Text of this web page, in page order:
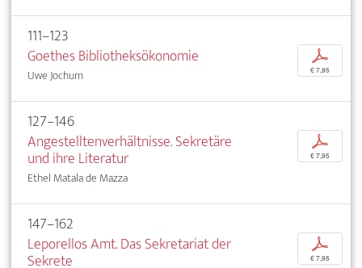
111–123
Goethes Bibliotheksökonomie
Uwe Jochum
p
€ 7,95
127–146
Angestelltenverhältnisse. Sekretäre
und ihre Literatur
Ethel Matala de Mazza
p
€ 7,95
147–162
Leporellos Amt. Das Sekretariat der
Sekrete
p
€ 7,95